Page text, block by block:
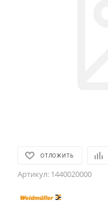
ОТЛОЖИТЬ
Артикул: 1440020000